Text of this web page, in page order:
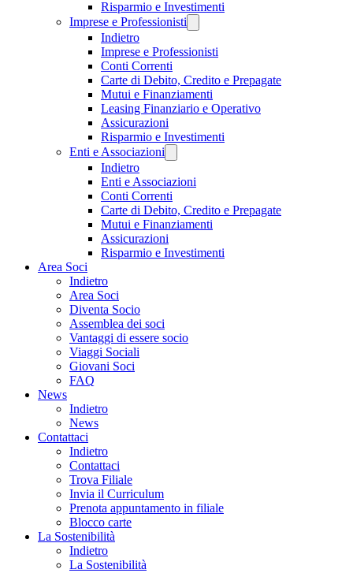
Risparmio e Investimenti
Imprese e Professionisti
Indietro
Imprese e Professionisti
Conti Correnti
Carte di Debito, Credito e Prepagate
Mutui e Finanziamenti
Leasing Finanziario e Operativo
Assicurazioni
Risparmio e Investimenti
Enti e Associazioni
Indietro
Enti e Associazioni
Conti Correnti
Carte di Debito, Credito e Prepagate
Mutui e Finanziamenti
Assicurazioni
Risparmio e Investimenti
Area Soci
Indietro
Area Soci
Diventa Socio
Assemblea dei soci
Vantaggi di essere socio
Viaggi Sociali
Giovani Soci
FAQ
News
Indietro
News
Contattaci
Indietro
Contattaci
Trova Filiale
Invia il Curriculum
Prenota appuntamento in filiale
Blocco carte
La Sostenibilità
Indietro
La Sostenibilità